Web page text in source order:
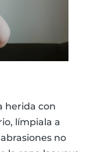
herida con
límpiala a
no